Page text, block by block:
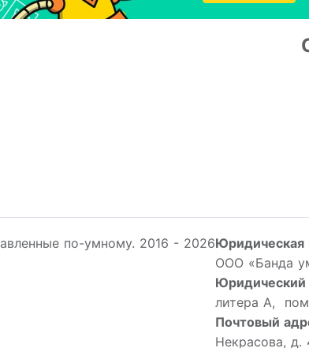
по-умному. 2016 - 2026Юридическая
ООО «Банда
Юридический
литера А,
Почтовый
Некрасова,